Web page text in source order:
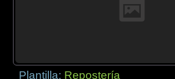
Plantilla: Repostería